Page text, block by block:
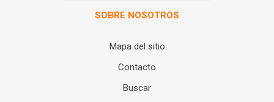
SOBRE NOSOTROS
Mapa del sitio
Contacto
Buscar